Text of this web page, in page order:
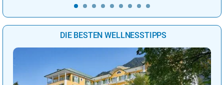
DIE BESTEN WELLNESSTIPPS